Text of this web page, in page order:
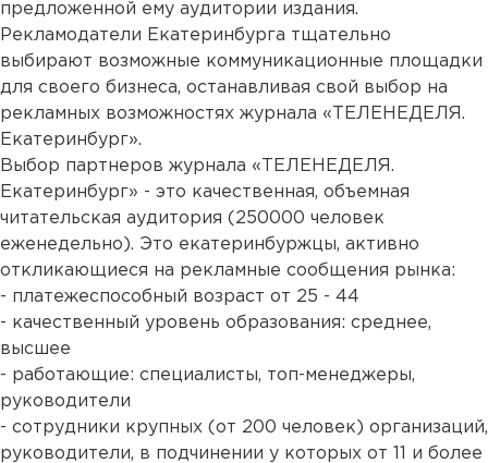
предложенной ему аудитории издания.
Рекламодатели Екатеринбурга тщательно
выбирают возможные коммуникационные площадки
для своего бизнеса, останавливая свой выбор на
рекламных возможностях журнала «ТЕЛЕНЕДЕЛЯ.
Екатеринбург».
Выбор партнеров журнала «ТЕЛЕНЕДЕЛЯ.
Екатеринбург» - это качественная, объемная
читательская аудитория (250000 человек
еженедельно). Это екатеринбуржцы, активно
откликающиеся на рекламные сообщения рынка:
- платежеспособный возраст от 25 - 44
- качественный уровень образования: среднее,
высшее
- работающие: специалисты, топ-менеджеры,
руководители
- сотрудники крупных (от 200 человек) организаций,
руководители, в подчинении у которых от 11 и более